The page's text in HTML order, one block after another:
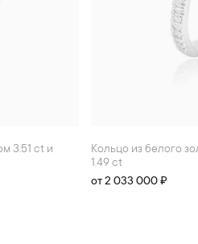
Кольцо из белого золота с желтым бриллиантом
1.49 ct
от 2 033 000 ₽